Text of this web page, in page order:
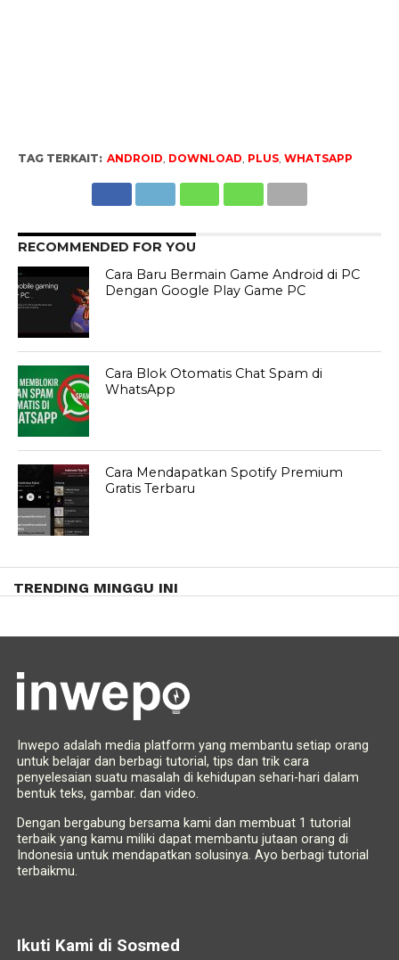
TAG TERKAIT: ANDROID, DOWNLOAD, PLUS, WHATSAPP
RECOMMENDED FOR YOU
Cara Baru Bermain Game Android di PC
Dengan Google Play Game PC
Cara Blok Otomatis Chat Spam di
WhatsApp
Cara Mendapatkan Spotify Premium
Gratis Terbaru
TRENDING MINGGU INI
Inwepo adalah media platform yang membantu setiap orang
untuk belajar dan berbagi tutorial, tips dan trik cara
penyelesaian suatu masalah di kehidupan sehari-hari dalam
bentuk teks, gambar. dan video.
Dengan bergabung bersama kami dan membuat 1 tutorial
terbaik yang kamu miliki dapat membantu jutaan orang di
Indonesia untuk mendapatkan solusinya. Ayo berbagi tutorial
terbaikmu.
Ikuti Kami di Sosmed